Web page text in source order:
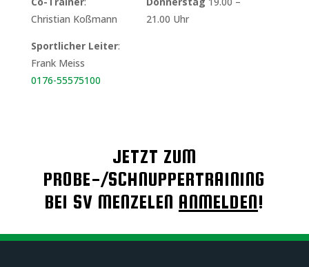
Christian Koßmann
Sportlicher Leiter:
Frank Meiss
0176-55575100
21.00 Uhr
JETZT ZUM
PROBE-/SCHNUPPERTRAINING
BEI SV MENZELEN ANMELDEN!